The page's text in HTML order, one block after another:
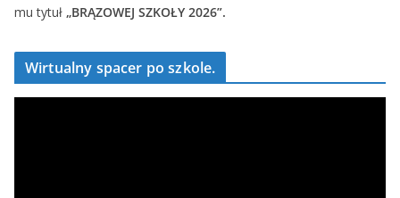
mu tytuł „BRĄZOWEJ SZKOŁY 2026”.
Wirtualny spacer po szkole.